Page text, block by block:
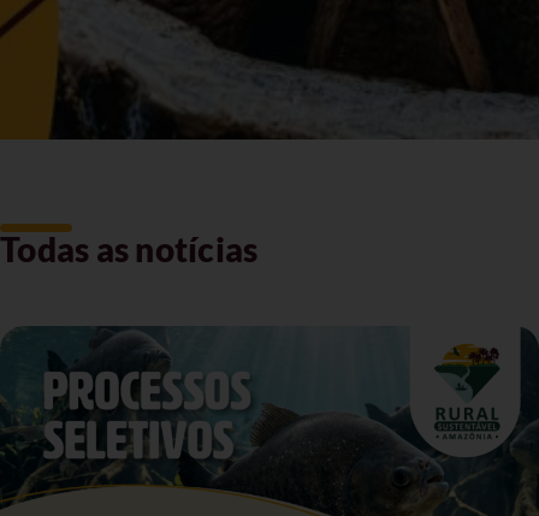
Todas as notícias